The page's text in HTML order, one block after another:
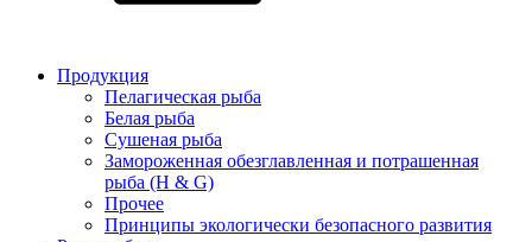
Продукция
Пелагическая рыба
Белая рыба
Сушеная рыба
Замороженная обезглавленная и потрашенная
рыба (H & G)
Прочее
Принципы экологически безопасного развития